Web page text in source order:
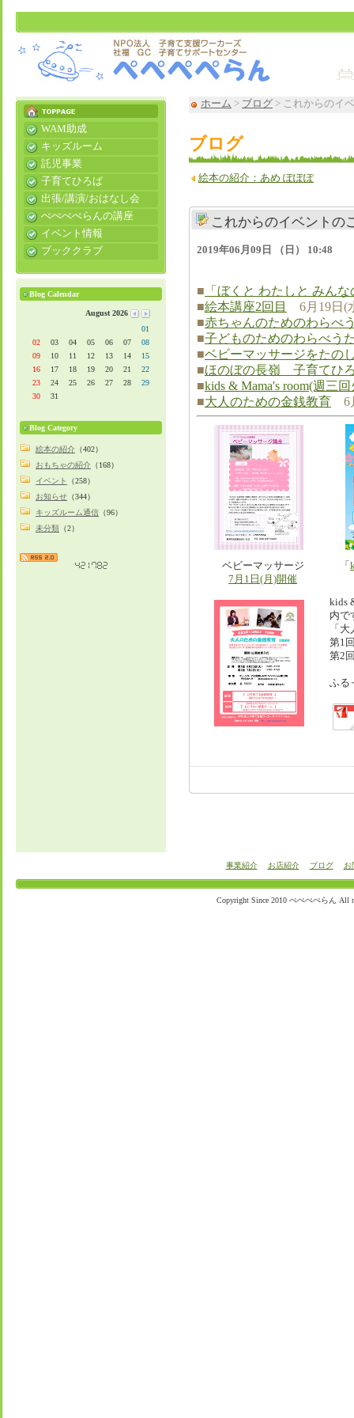
ホーム > ブログ > これからのイ
ブログ
絵本の紹介：あめ ぽぽぽ
これからのイベントの
2019年06月09日 （日） 10:48
■ 「ぼくと わたしと みんな
■絵本講座2回目
6月19日(
■赤ちゃんのためのわらべ
■子どものためのわらべう
■ベビーマッサージをたの
■ほのぼの長嶺 子育てひ
■kids & Mama's room(週三
■大人のための金銭教育 6
ベビーマッサージ
7月1日(月)開催
「
kids
内で
「
第1
第2
ふる
WAM助成
キッズルーム
託児事業
子育てひろば
出張/講演/おはなし会
ぺぺぺぺらんの講座
イベント情報
ブッククラブ
Blog Calendar
August 2026
01
02
03 04 05 06 07
08
09
10 11 12 13 14
15
16
17 18 19 20 21
22
23
24 25 26 27 28
29
30
31
Blog Category
絵本の紹介 （402）
おもちゃの紹介 （168）
イベント
（258）
お知らせ （344）
キッズルーム通信 （96）
未分類 （2）
事業紹介 お店紹介 ブログ お
Copyright Since 2010 ぺぺぺぺらん All